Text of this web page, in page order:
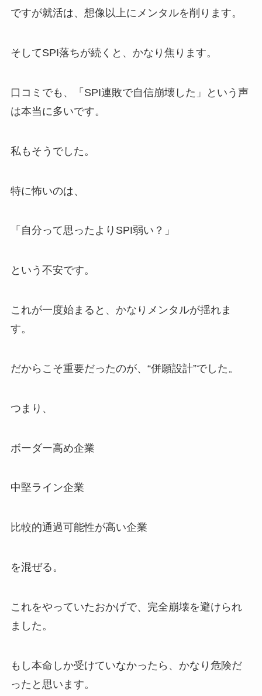
ですが就活は、想像以上にメンタルを削ります。
そしてSPI落ちが続くと、かなり焦ります。
口コミでも、「SPI連敗で自信崩壊した」という声
は本当に多いです。
私もそうでした。
特に怖いのは、
「自分って思ったよりSPI弱い？」
という不安です。
これが一度始まると、かなりメンタルが揺れま
す。
だからこそ重要だったのが、“併願設計”でした。
つまり、
ボーダー高め企業
中堅ライン企業
比較的通過可能性が高い企業
を混ぜる。
これをやっていたおかげで、完全崩壊を避けられ
ました。
もし本命しか受けていなかったら、かなり危険だ
ったと思います。